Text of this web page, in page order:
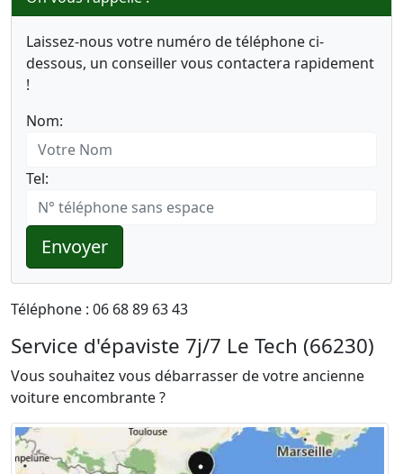
Laissez-nous votre numéro de téléphone ci-
dessous, un conseiller vous contactera rapidement
!
Nom:
Tel:
Envoyer
Téléphone : 06 68 89 63 43
Service d'épaviste 7j/7 Le Tech (66230)
Vous souhaitez vous débarrasser de votre ancienne
voiture encombrante ?